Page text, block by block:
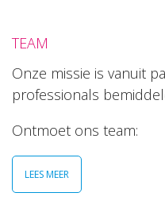
TEAM
Onze missie is vanuit
professionals
Ontmoet ons team:
LEES MEER